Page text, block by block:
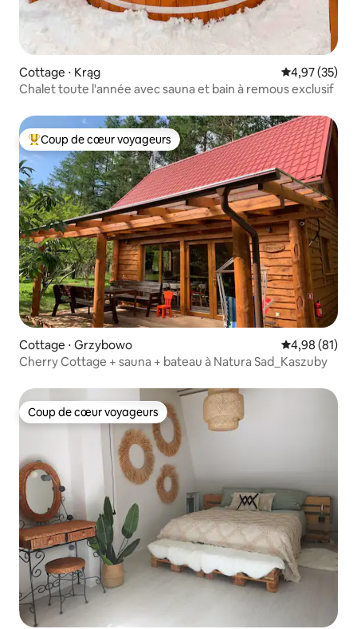
Cottage ⋅ Krąg Évaluation
4,97 (35)
Chalet toute l'année avec sauna et bain à remous exclusif
Coups de cœur voyageurs les plus appréciés
Coup de cœur voyageurs
Cottage ⋅ Grzybowo Évaluation
4,98 (81)
Cherry Cottage + sauna + bateau à Natura Sad_Kaszuby
Coup de cœur voyageurs
Coup de cœur voyageurs